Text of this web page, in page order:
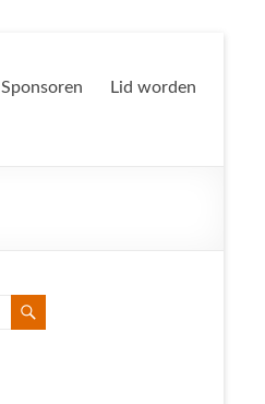
Sponsoren Lid worden